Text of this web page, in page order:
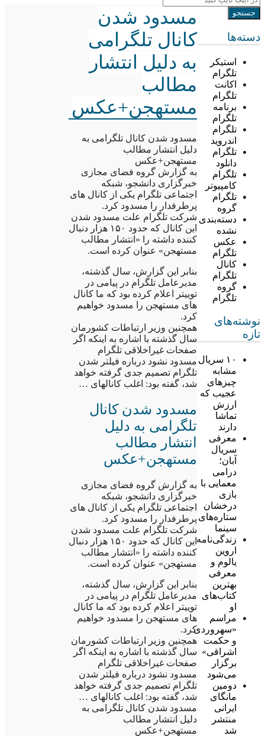
دسته‌ها
استیکر
تلگرام
اکانت
تلگرام
برنامه
تلگرام
تلگرام
اندروید
تلگرام
دانلود
تلگرام
کامپیوتر
تلگرام
گروه
دسته‌بندی
نشده
عکس
تلگرام
کانال
تلگرام
گروه
تلگرام
نوشته‌های
تازه
۱۰ سریال
مشابه
چیزهای
عجیب که
ارزش
تماشا
دارند
معرفی
سریال
آبان؛
درامی
معمایی با
بازی
درخشان
ستاره‌های
سینما
زندگی‌نامه
اروین
یالوم و
معرفی
بهترین
کتاب‌های
او
مراسم
«سهروردی
و حکمت
اشراقی»
برگزار
می‌شود
دومین
مانگای
ایرانی
منتشر
شد
مسدود شدن
کانال تلگرامی
به دلیل انتشار
مطالب
مستهجن+عکس
مسدود شدن کانال تلگرامی به
دلیل انتشار مطالب
مستهجن+عکس
به گزارش گروه فضای مجازی
خبرگزاری دانشجو، شبکه
اجتماعی تلگرام یکی از کانال های
پرطرفدار را مسدود کرد.
شرکت تلگرام علت مسدود شدن
این کانال که حدود ۱۵۰ هزار دنبال
کننده داشته را «انتشار مطالب
مستهجن» عنوان کرده است.
بنابر این گزارش، سال گذشته،
مدیرعامل تلگرام در پیامی در
توییتر اعلام کرده بود که ما کانال
های مستهجن را مسدود خواهیم
کرد.
همچنین وزیر ارتباطات کشورمان
سال گذشته با اشاره به اینکه اگر
صفحات غیراخلاقی تلگرام
مسدود نشود درباره فیلتر شدن
تلگرام تصمیم جدی گرفته خواهد
شد، گفته بود: اغلب کانالهای …
مسدود شدن کانال
تلگرامی به دلیل
انتشار مطالب
مستهجن+عکس
به گزارش گروه فضای مجازی
خبرگزاری دانشجو، شبکه
اجتماعی تلگرام یکی از کانال های
پرطرفدار را مسدود کرد.
شرکت تلگرام علت مسدود شدن
این کانال که حدود ۱۵۰ هزار دنبال
کننده داشته را «انتشار مطالب
مستهجن» عنوان کرده است.
بنابر این گزارش، سال گذشته،
مدیرعامل تلگرام در پیامی در
توییتر اعلام کرده بود که ما کانال
های مستهجن را مسدود خواهیم
کرد.
همچنین وزیر ارتباطات کشورمان
سال گذشته با اشاره به اینکه اگر
صفحات غیراخلاقی تلگرام
مسدود نشود درباره فیلتر شدن
تلگرام تصمیم جدی گرفته خواهد
شد، گفته بود: اغلب کانالهای …
مسدود شدن کانال تلگرامی به
دلیل انتشار مطالب
مستهجن+عکس